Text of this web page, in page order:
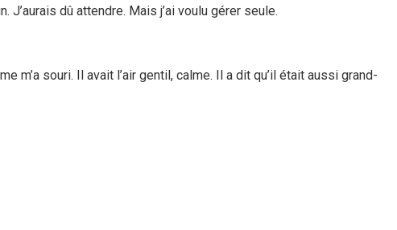
J’aurais dû attendre. Mais j’ai voulu gérer seule.
m’a souri. Il avait l’air gentil, calme. Il a dit qu’il était aussi grand-